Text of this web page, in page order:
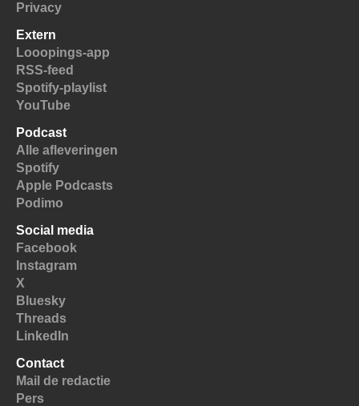
Privacy
Extern
Looopings-app
RSS-feed
Spotify-playlist
YouTube
Podcast
Alle afleveringen
Spotify
Apple Podcasts
Podimo
Social media
Facebook
Instagram
X
Bluesky
Threads
LinkedIn
Contact
Mail de redactie
Pers